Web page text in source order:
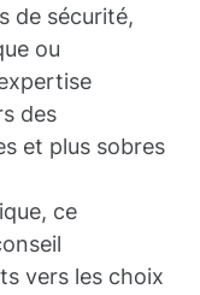
de sécurité,
ou
des
et plus sobres
ce
vers les choix